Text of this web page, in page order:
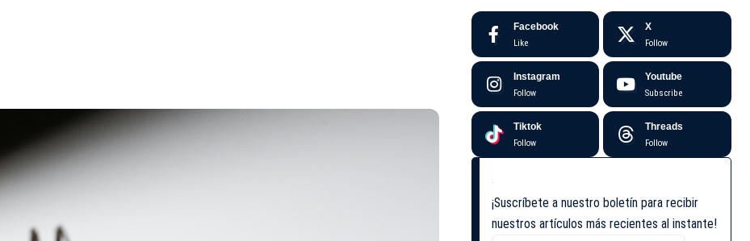
Facebook
Like
X
Follow
Instagram
Follow
Youtube
Subscribe
Tiktok
Follow
Threads
Follow
¡Suscríbete a nuestro boletín para recibir
nuestros artículos más recientes al instante!